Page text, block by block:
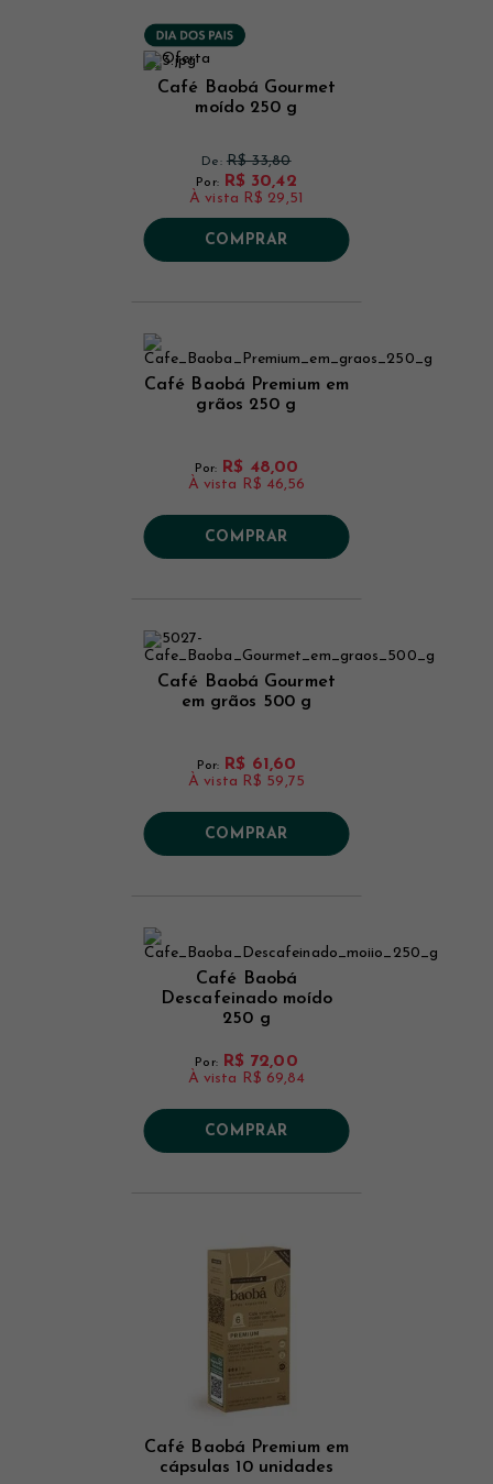
Café Baobá Gourmet
moído 250 g
De: R$ 33,80
Por: R$ 30,42
À vista R$ 29,51
COMPRAR
Café Baobá Premium em
grãos 250 g
Por: R$ 48,00
À vista R$ 46,56
COMPRAR
Café Baobá Gourmet
em grãos 500 g
Por: R$ 61,60
À vista R$ 59,75
COMPRAR
Café Baobá
Descafeinado moído
250 g
Por: R$ 72,00
À vista R$ 69,84
COMPRAR
Café Baobá Premium em
cápsulas 10 unidades